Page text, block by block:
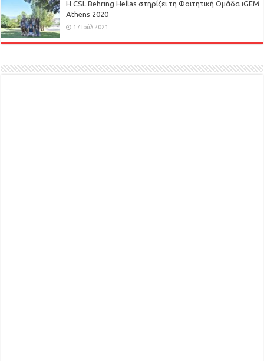
H CSL Behring Hellas στηρίζει τη Φοιτητική Ομάδα iGEM
Athens 2020
17 Ιούλ 2021